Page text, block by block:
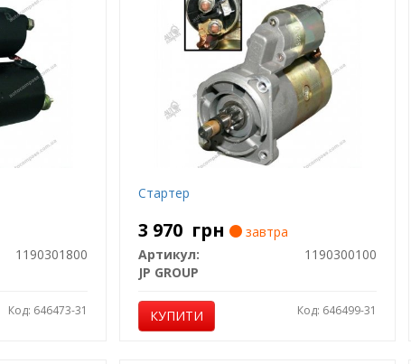
1190301800
Код: 646473-31
Стартер
3 970 грн
завтра
Артикул:
1190300100
JP GROUP
КУПИТИ Код: 646499-31